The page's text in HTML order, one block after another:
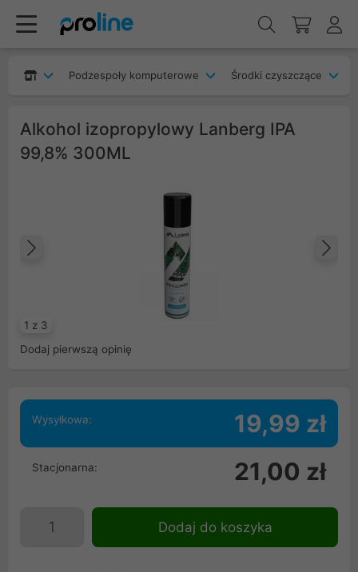
Podzespoły komputerowe Środki czyszczące
Alkohol izopropylowy Lanberg IPA
99,8% 300ML
1 z 3
Dodaj pierwszą opinię
Wysyłkowa: 19,99 zł
Stacjonarna: 21,00 zł
Dodaj do koszyka